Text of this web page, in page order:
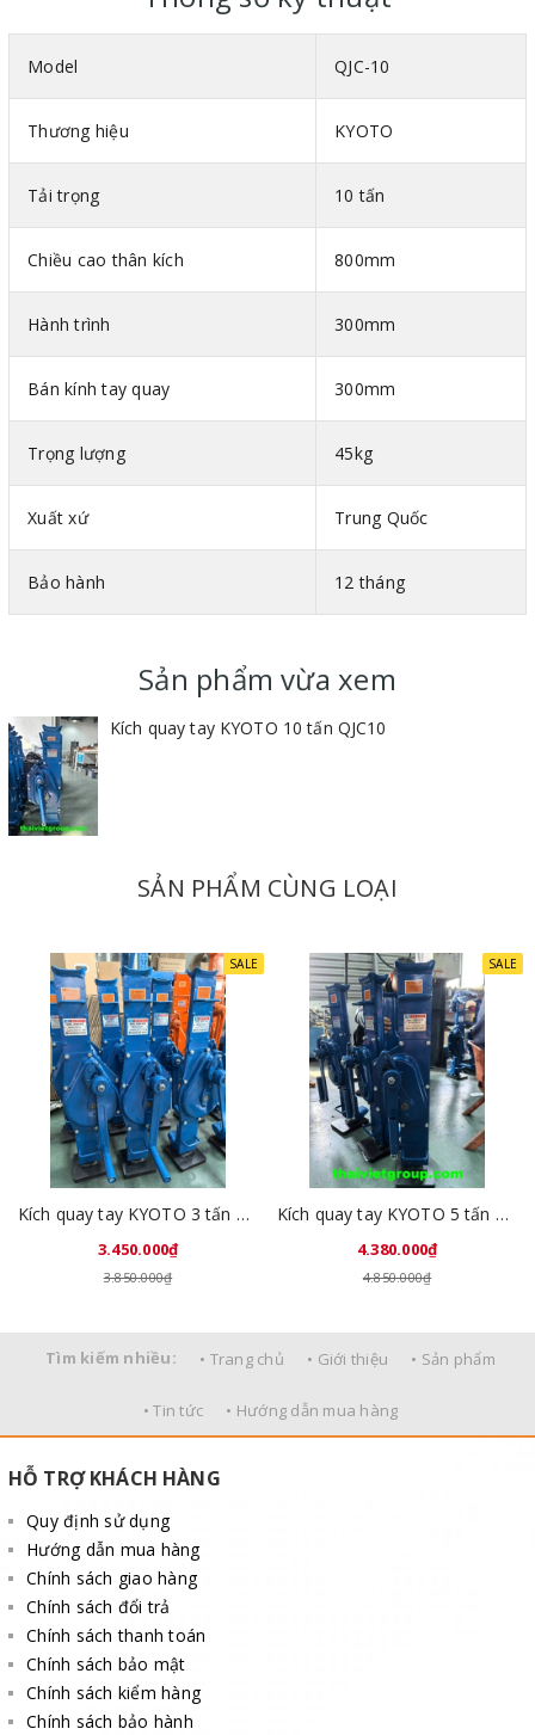
Model QJC-10
Thương hiệu KYOTO
Tải trọng 10 tấn
Chiều cao thân kích 800mm
Hành trình 300mm
Bán kính tay quay 300mm
Trọng lượng 45kg
Xuất xứ Trung Quốc
Bảo hành 12 tháng
Sản phẩm vừa xem
Kích quay tay KYOTO 10 tấn QJC10
SẢN PHẨM CÙNG LOẠI
SALE
Kích quay tay KYOTO 3 tấn QJC3
3.450.000₫
3.850.000₫
SALE
Kích quay tay KYOTO 5 tấn QJC5
4.380.000₫
4.850.000₫
Tìm kiếm nhiều: • Trang chủ • Giới thiệu • Sản phẩm
• Tin tức • Hướng dẫn mua hàng
HỖ TRỢ KHÁCH HÀNG
Quy định sử dụng
Hướng dẫn mua hàng
Chính sách giao hàng
Chính sách đổi trả
Chính sách thanh toán
Chính sách bảo mật
Chính sách kiểm hàng
Chính sách bảo hành